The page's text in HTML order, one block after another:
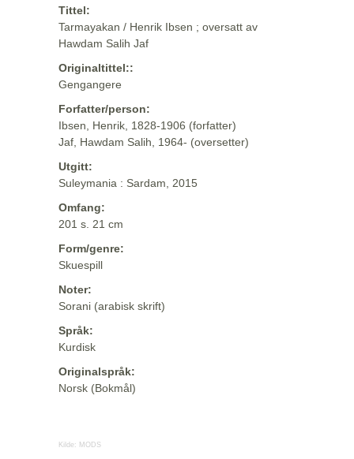
Tittel:
Tarmayakan / Henrik Ibsen ; oversatt av
Hawdam Salih Jaf
Originaltittel::
Gengangere
Forfatter/person:
Ibsen, Henrik, 1828-1906 (forfatter)
Jaf, Hawdam Salih, 1964- (oversetter)
Utgitt:
Suleymania : Sardam, 2015
Omfang:
201 s. 21 cm
Form/genre:
Skuespill
Noter:
Sorani (arabisk skrift)
Språk:
Kurdisk
Originalspråk:
Norsk (Bokmål)
Kilde: MODS